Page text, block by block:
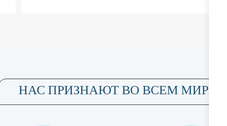
НАС ПРИЗНАЮТ ВО ВСЕМ МИРЕ